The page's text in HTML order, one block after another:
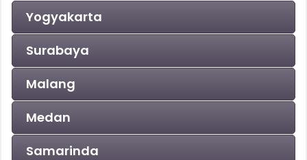
Yogyakarta
Surabaya
Malang
Medan
Samarinda